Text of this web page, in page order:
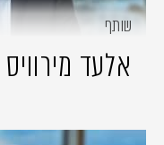
שותף
אלעד מירוויס